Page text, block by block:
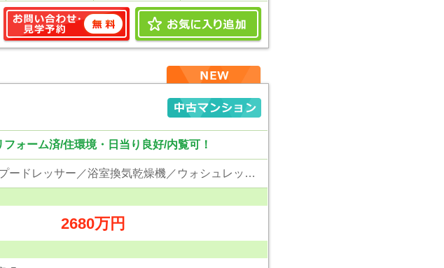
ォーム済/住環境・日当り良好/内覧可！
東京電力／公営水道／都市ガス／下水／対面キッチン／シャンプードレッサー／浴室換気乾燥機／ウォシュレット／システムキッチン／クローゼット／ルーフバルコニー／エレベータ／外壁タイル張り
2680万円